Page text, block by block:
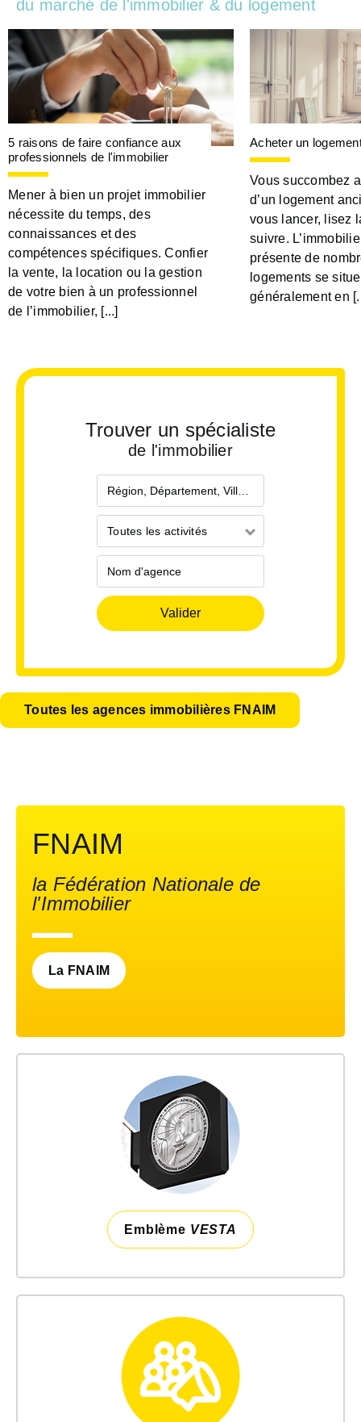
du marché de l'immobilier & du logement
5 raisons de faire confiance aux
professionnels de l'immobilier
Mener à bien un projet immobilier
nécessite du temps, des
connaissances et des
compétences spécifiques. Confier
la vente, la location ou la gestion
de votre bien à un professionnel
de l’immobilier, [...]
Acheter un
Vous succombez
d’un logement
vous lancer, lisez
suivre.
présente de
logements se
généralement en
Trouver un spécialiste
de l'immobilier
Localisation
Toutes
les
activités
Toutes les activités
Nom
d'agence
Toutes les agences immobilières FNAIM
FNAIM
la Fédération Nationale de
l'Immobilier
La FNAIM
Emblème VESTA